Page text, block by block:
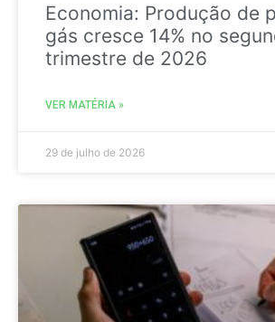
Economia: Produção de
gás cresce 14% no
trimestre de 2026
VER MATÉRIA »
29 de julho de 2026